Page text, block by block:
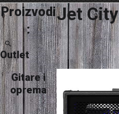
Proizvodi
:
Outlet
Gitare i
oprema
Dijelovi za
Jet City